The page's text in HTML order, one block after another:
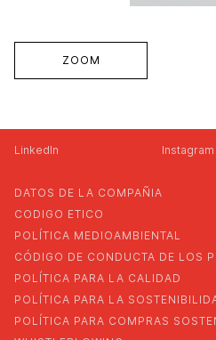
ZOOM
LinkedIn Instagram
DATOS DE LA COMPAÑIA
CODIGO ETICO
POLÍTICA MEDIOAMBIENTAL
CÓDIGO DE CONDUCTA DE LOS
POLÍTICA PARA LA CALIDAD
POLÍTICA PARA LA
POLÍTICA PARA COMPRAS